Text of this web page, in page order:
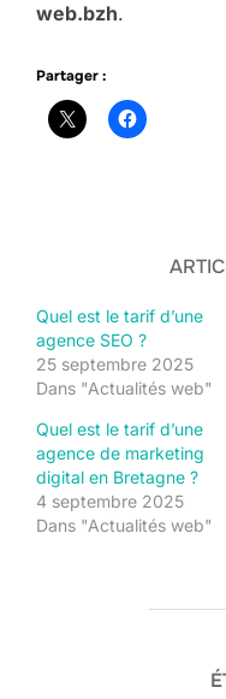
web.bzh.
Partager :
Quel est le tarif d’une
agence SEO ?
25 septembre 2025
Dans "Actualités web"
Quel est le tarif d’une
agence de marketing
digital en Bretagne ?
4 septembre 2025
Dans "Actualités web"